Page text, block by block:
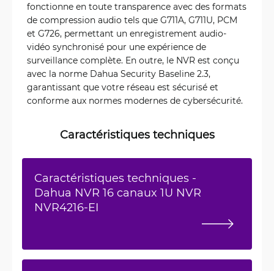
fonctionne en toute transparence avec des formats
de compression audio tels que G711A, G711U, PCM
et G726, permettant un enregistrement audio-
vidéo synchronisé pour une expérience de
surveillance complète. En outre, le NVR est conçu
avec la norme Dahua Security Baseline 2.3,
garantissant que votre réseau est sécurisé et
conforme aux normes modernes de cybersécurité.
Caractéristiques techniques
Caractéristiques techniques -
Dahua NVR 16 canaux 1U NVR
NVR4216-EI